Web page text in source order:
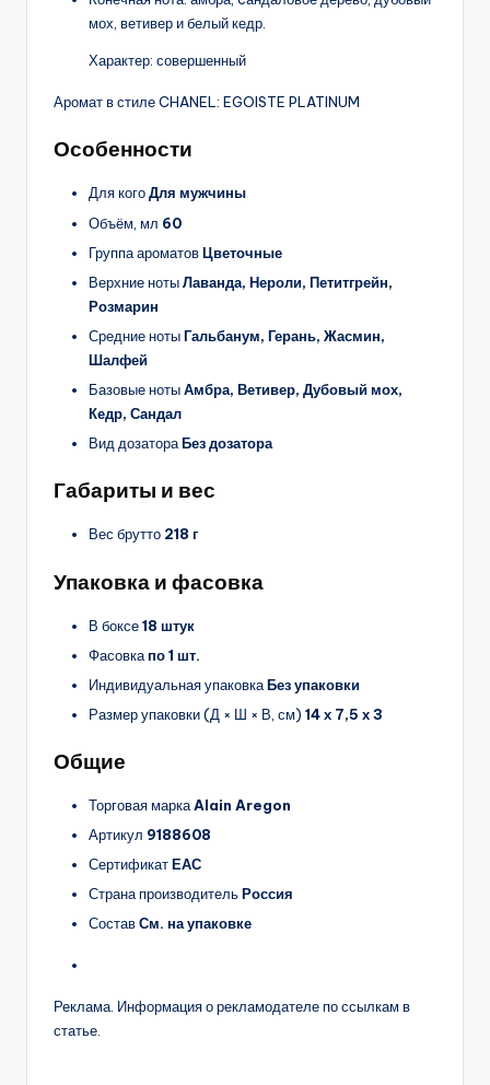
мох, ветивер и белый кедр.
Характер: совершенный
Аромат в стиле CHANEL: EGOISTE PLATINUM
Особенности
Для когоДля мужчины
Объём, мл 60
Группа ароматовЦветочные
Верхние нотыЛаванда, Нероли, Петитгрейн,
Розмарин
Средние нотыГальбанум, Герань, Жасмин,
Шалфей
Базовые нотыАмбра, Ветивер, Дубовый мох,
Кедр, Сандал
Вид дозатораБез дозатора
Габариты и вес
Вес брутто 218 г
Упаковка и фасовка
В боксе18 штук
Фасовкапо 1 шт.
Индивидуальная упаковкаБез упаковки
Размер упаковки (Д × Ш × В, см) 14 х 7,5 х 3
Общие
Торговая маркаAlain Aregon
Артикул 9188608
СертификатЕАС
Страна производительРоссия
СоставСм. на упаковке
Реклама. Информация о рекламодателе по ссылкам в
статье.